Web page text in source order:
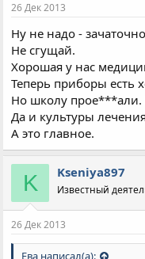
26 Дек 2013
Ну не надо -
Не сгущай.
Хорошая у нас
Теперь приборы есть
Но школу прое***али.
Да и культуры
А это главное.
K Kseniya897
Известный
26 Дек 2013
Ева написал(а):